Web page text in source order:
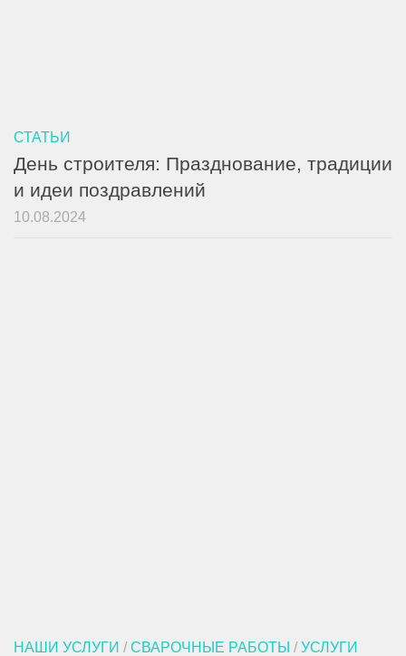
СТАТЬИ
День строителя: Празднование, традиции
и идеи поздравлений
10.08.2024
НАШИ УСЛУГИ / СВАРОЧНЫЕ РАБОТЫ / УСЛУГИ